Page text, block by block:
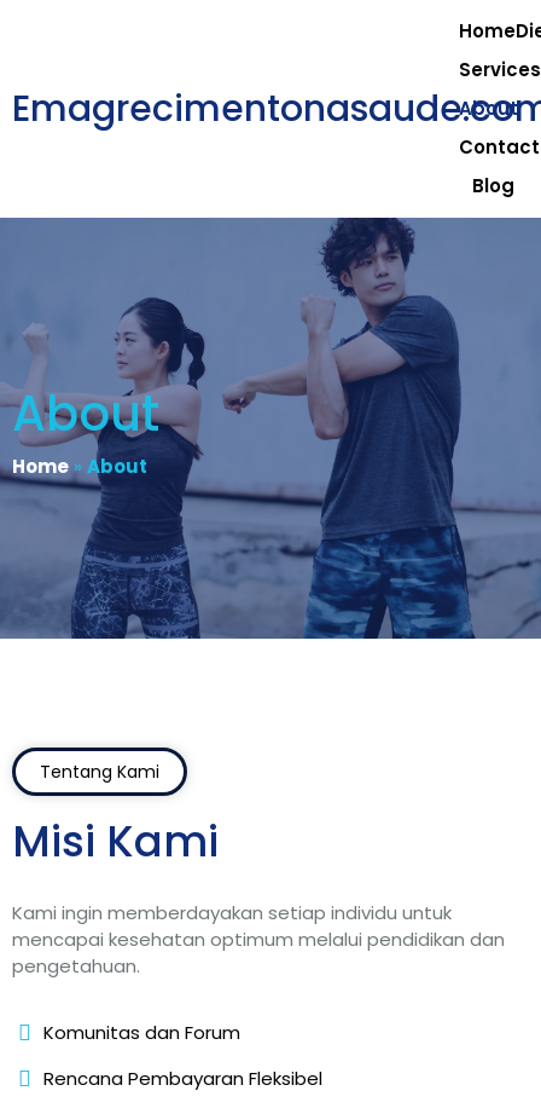
Services
About
Contact
Blog
About
Home » About
Tentang Kami
Misi Kami
Kami ingin memberdayakan setiap individu untuk
mencapai kesehatan optimum melalui pendidikan dan
pengetahuan.
Komunitas dan Forum
Rencana Pembayaran Fleksibel